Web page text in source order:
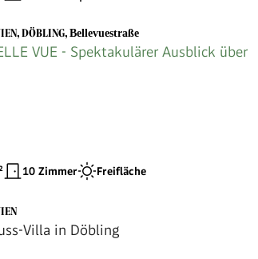
DÖBLING, Bellevuestraße
VUE - Spektakulärer Ausblick über
10 Zimmer Freifläche
Villa in Döbling